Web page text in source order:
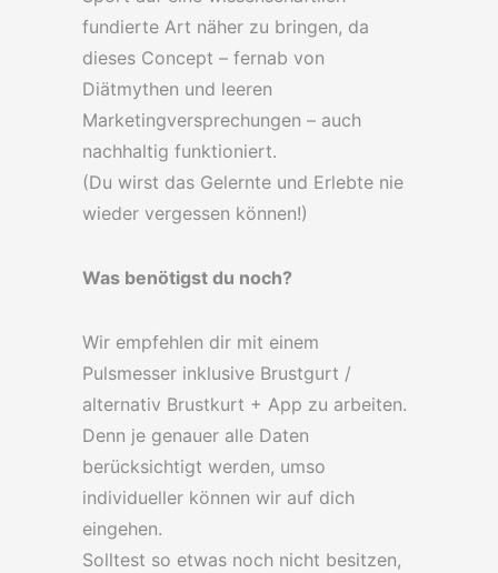
fundierte Art näher zu bringen, da
dieses Concept – fernab von
Diätmythen und leeren
Marketingversprechungen – auch
nachhaltig funktioniert.
(Du wirst das Gelernte und Erlebte nie
wieder vergessen können!)
Was benötigst du noch?
Wir empfehlen dir mit einem
Pulsmesser inklusive Brustgurt /
alternativ Brustkurt + App zu arbeiten.
Denn je genauer alle Daten
berücksichtigt werden, umso
individueller können wir auf dich
eingehen.
Solltest so etwas noch nicht besitzen,